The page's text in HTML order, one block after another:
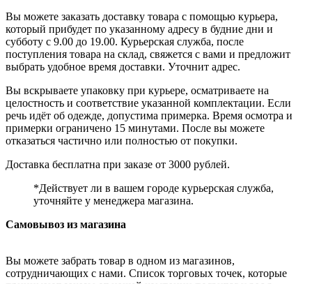
Вы можете заказать доставку товара с помощью курьера,
который прибудет по указанному адресу в будние дни и
субботу с 9.00 до 19.00. Курьерская служба, после
поступления товара на склад, свяжется с вами и предложит
выбрать удобное время доставки. Уточнит адрес.
Вы вскрываете упаковку при курьере, осматриваете на
целостность и соответствие указанной комплектации. Если
речь идёт об одежде, допустима примерка. Время осмотра и
примерки ограничено 15 минутами. После вы можете
отказаться частично или полностью от покупки.
Доставка бесплатна при заказе от 3000 рублей.
*Действует ли в вашем городе курьерская служба,
уточняйте у менеджера магазина.
Самовывоз из магазина
Вы можете забрать товар в одном из магазинов,
сотрудничающих с нами. Список торговых точек, которые